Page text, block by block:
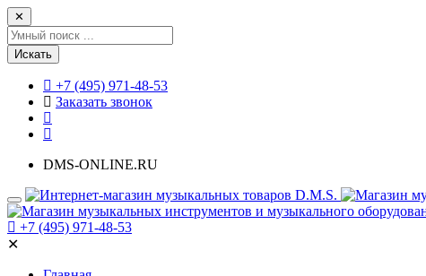
✕
Искать
+7 (495) 971-48-53
Заказать звонок
DMS-ONLINE.RU
+7 (495) 971-48-53
✕